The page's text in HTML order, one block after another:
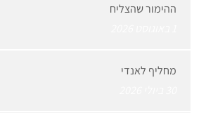
ההימור שהצליח
מחליף לאנדי